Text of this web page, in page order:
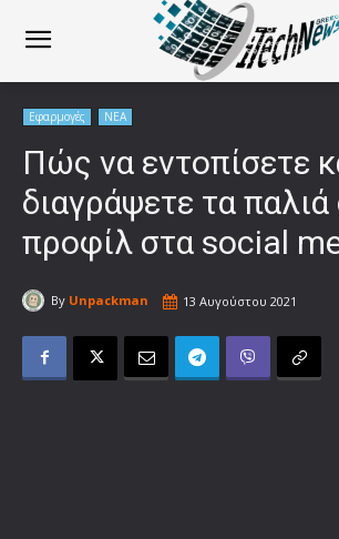
Εφαρμογές ΝΕΑ
Πώς να εντοπίσετε
διαγράψετε τα παλιά
προφίλ στα social
By Unpackman 13 Αυγούστου 2021